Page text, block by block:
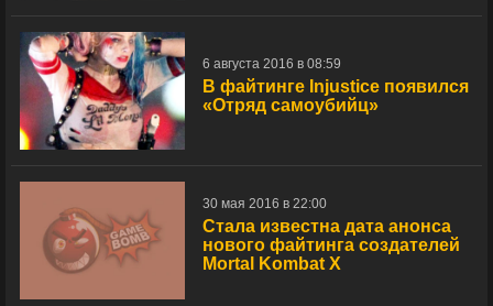
6 августа 2016 в 08:59
В файтинге Injustice появился
«Отряд самоубийц»
30 мая 2016 в 22:00
Стала известна дата анонса
нового файтинга создателей
Mortal Kombat X